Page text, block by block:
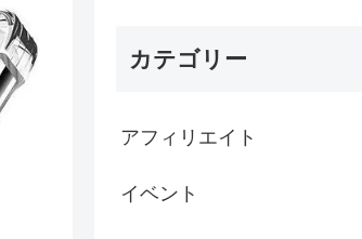
カテゴリー
アフィリエイト
イベント